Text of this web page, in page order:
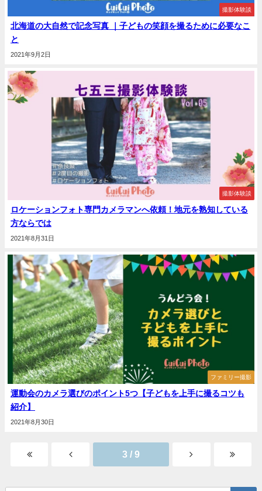
撮影体験談
北海道の大自然で記念写真 ｜子どもの笑顔を撮るために必要なこ
と
2021年9月2日
撮影体験談
ロケーションフォト専門カメラマンへ依頼！地元を熟知している
方ならでは
2021年8月31日
ファミリー撮影
運動会のカメラ選びのポイント5つ【子どもを上手に撮るコツも
紹介】
2021年8月30日
3 / 9